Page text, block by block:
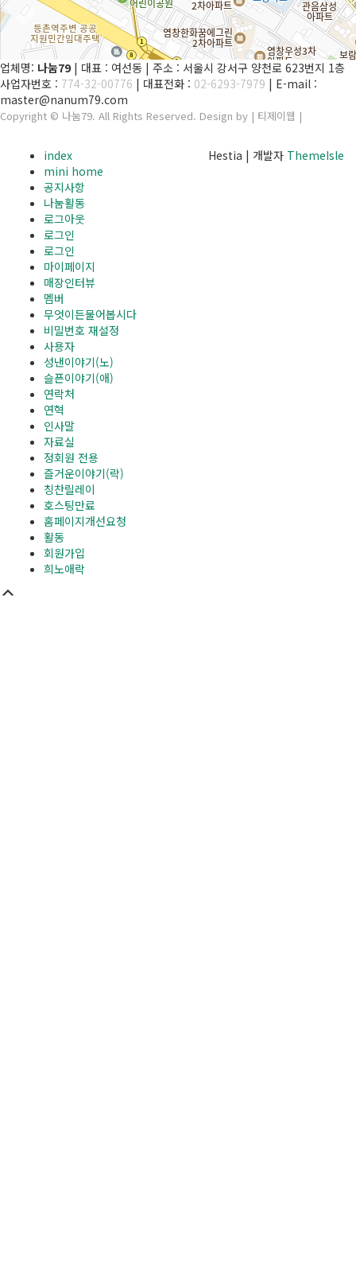
업체명: 나눔79 | 대표 : 여선동 | 주소 : 서울시 강서구 양천로 623번지 1층
사업자번호 : 774-32-00776 | 대표전화 : 02-6293-7979 | E-mail :
master@nanum79.com
Copyright © 나눔79. All Rights Reserved. Design by | 티제이웹 |
index
mini home
공지사항
나눔활동
로그아웃
로그인
로그인
마이페이지
매장인터뷰
멤버
무엇이든물어봅시다
비밀번호 재설정
사용자
성낸이야기(노)
슬픈이야기(애)
연락처
연혁
인사말
자료실
정회원 전용
즐거운이야기(락)
칭찬릴레이
호스팅만료
홈페이지개선요청
활동
회원가입
희노애락
Hestia | 개발자 ThemeIsle